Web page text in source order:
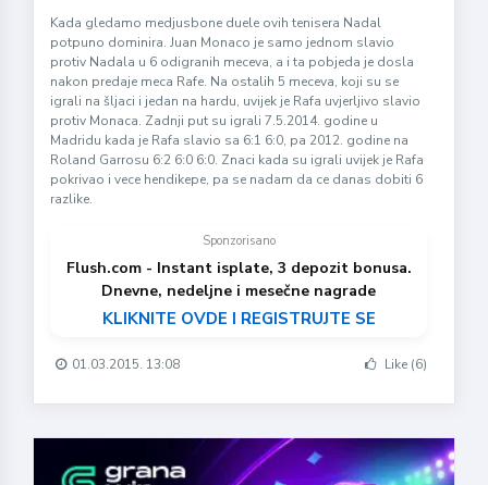
Kada gledamo medjusbone duele ovih tenisera Nadal
potpuno dominira. Juan Monaco je samo jednom slavio
protiv Nadala u 6 odigranih meceva, a i ta pobjeda je dosla
nakon predaje meca Rafe. Na ostalih 5 meceva, koji su se
igrali na šljaci i jedan na hardu, uvijek je Rafa uvjerljivo slavio
protiv Monaca. Zadnji put su igrali 7.5.2014. godine u
Madridu kada je Rafa slavio sa 6:1 6:0, pa 2012. godine na
Roland Garrosu 6:2 6:0 6:0. Znaci kada su igrali uvijek je Rafa
pokrivao i vece hendikepe, pa se nadam da ce danas dobiti 6
razlike.
Sponzorisano
Flush.com - Instant isplate, 3 depozit bonusa.
Dnevne, nedeljne i mesečne nagrade
KLIKNITE OVDE I REGISTRUJTE SE
01.03.2015. 13:08 Like (6)